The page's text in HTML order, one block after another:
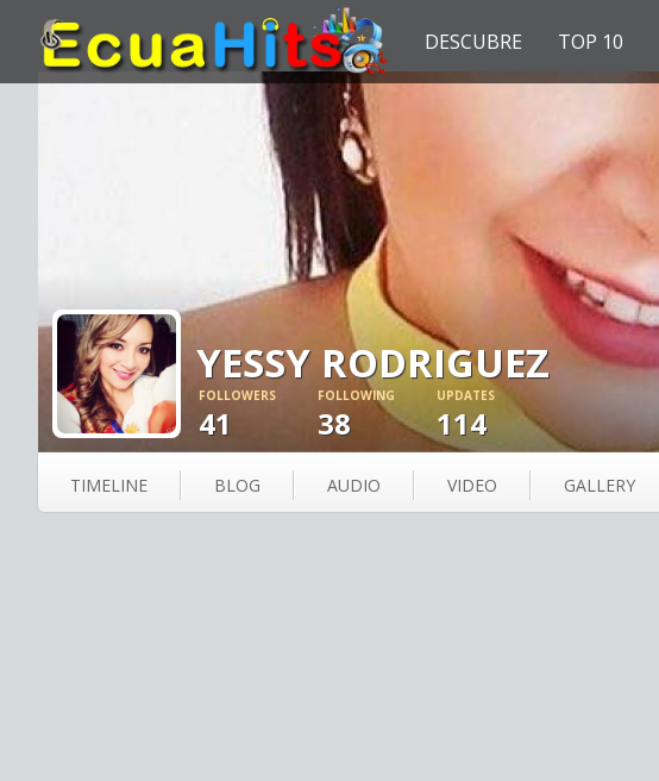
DESCUBRE TOP 10
YESSY RODRIGUEZ
FOLLOWERS
41
FOLLOWING
38
UPDATES
114
TIMELINE BLOG AUDIO VIDEO GALLERY